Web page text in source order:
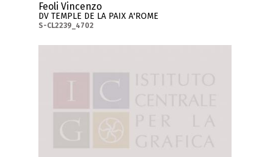
Feoli Vincenzo
DV TEMPLE DE LA PAIX A'ROME
S-CL2239_4702